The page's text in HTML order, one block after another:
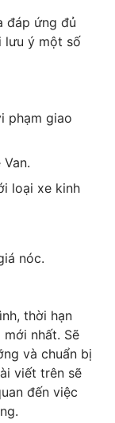
đáp ứng đủ
lưu ý một số
phạm giao
loại xe kinh
nóc.
thời hạn
nhất. Sẽ
và chuẩn bị
viết trên sẽ
đến việc